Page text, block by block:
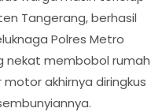
Tangerang, berhasil
Polres Metro
nekat membobol rumah
akhirnya diringkus